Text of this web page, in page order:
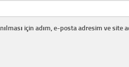
için adım, e-posta adresim ve site